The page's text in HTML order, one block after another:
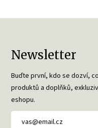
Newsletter
Buďte první, kdo se dozví,
produktů a doplňků,
eshopu.